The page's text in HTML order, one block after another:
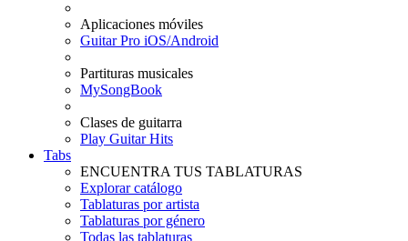
Aplicaciones móviles
Guitar Pro iOS/Android
Partituras musicales
MySongBook
Clases de guitarra
Play Guitar Hits
Tabs
ENCUENTRA TUS TABLATURAS
Explorar catálogo
Tablaturas por artista
Tablaturas por género
Todas las tablaturas